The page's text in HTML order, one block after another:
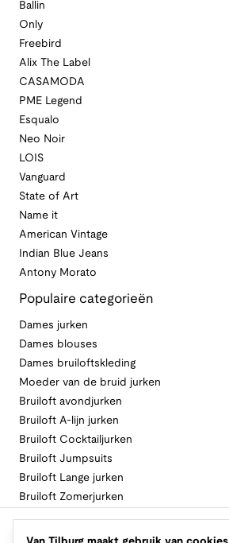
Ballin
Only
Freebird
Alix The Label
CASAMODA
PME Legend
Esqualo
Neo Noir
LOIS
Vanguard
State of Art
Name it
American Vintage
Indian Blue Jeans
Antony Morato
Populaire categorieën
Dames jurken
Dames blouses
Dames bruiloftskleding
Moeder van de bruid jurken
Bruiloft avondjurken
Bruiloft A-lijn jurken
Bruiloft Cocktailjurken
Bruiloft Jumpsuits
Bruiloft Lange jurken
Bruiloft Zomerjurken
Volg Van Tilburg